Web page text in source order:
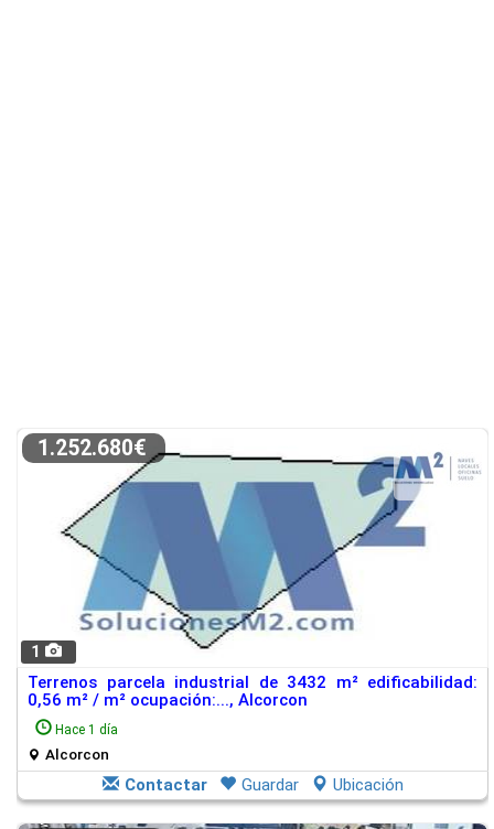
1
1.252.680€
Terrenos parcela industrial de 3432 m² edificabilidad:
0,56 m² / m² ocupación:..., Alcorcon
Hace 1 día
Alcorcon
Contactar Guardar Ubicación